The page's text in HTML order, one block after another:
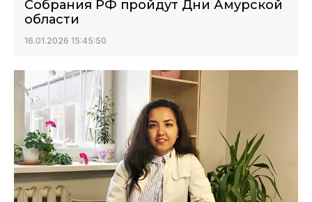
Собрания РФ пройдут Дни Амурской
области
16.01.2026 15:45:50